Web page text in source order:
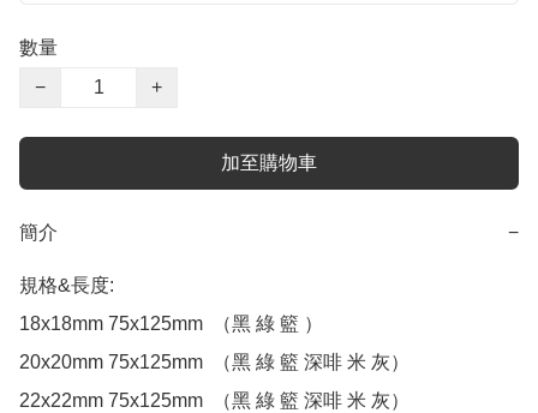
數量
−
+
加至購物車
簡介 −
規格&長度:
18x18mm 75x125mm  （黑 綠 籃 ）
20x20mm 75x125mm  （黑 綠 籃 深啡 米 灰）
22x22mm 75x125mm  （黑 綠 籃 深啡 米 灰）